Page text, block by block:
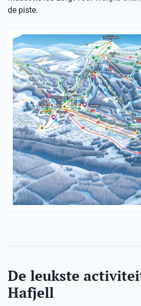
de piste.
De leukste
Hafjell